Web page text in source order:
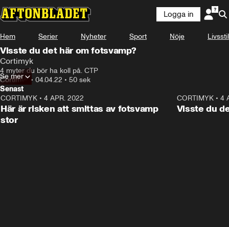
Annons
Annons från Cortimyk
Logga in
Hem Serier Nyheter Sport Nöje Livsstil
Visste du det här om fotsvamp?
Cortimyk
4 myter du bör ha koll på. CTP
Cortimyk• 04.04.22 • 50 sek
Se mer
Senast
CORTIMYK • 4 APR. 2022
Här är risken att smittas av fotsvamp
stor
CORTIMYK• 4
Visste du